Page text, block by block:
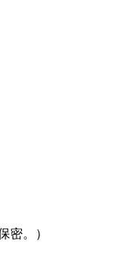
密。）